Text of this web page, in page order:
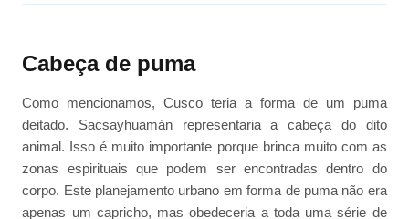
Cabeça de puma
Como mencionamos, Cusco teria a forma de um puma
deitado. Sacsayhuamán representaria a cabeça do dito
animal. Isso é muito importante porque brinca muito com as
zonas espirituais que podem ser encontradas dentro do
corpo. Este planejamento urbano em forma de puma não era
apenas um capricho, mas obedeceria a toda uma série de